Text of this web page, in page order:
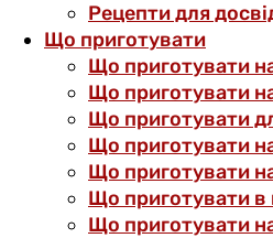
Рецепти для
Що приготувати
Що приготувати
Що приготувати
Що приготувати
Що приготувати на
Що приготувати
Що приготувати в
Що приготувати